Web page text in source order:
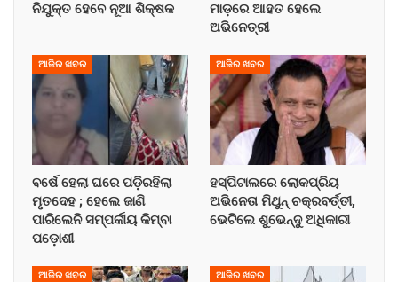
ନିଯୁକ୍ତ ହେବେ ନୂଆ ଶିକ୍ଷକ
ମାଡ଼ରେ ଆହତ ହେଲେ
ଅଭିନେତ୍ରୀ
ଆଜିର ଖବର
ବର୍ଷେ ହେଲା ଘରେ ପଡ଼ିରହିଲା
ମୃତଦେହ ; ହେଲେ ଜାଣି
ପାରିଲେନି ସମ୍ପର୍କୀୟ କିମ୍ବା
ପଡ଼ୋଶୀ
ଆଜିର ଖବର
ହସ୍ପିଟାଲରେ ଲୋକପ୍ରିୟ
ଅଭିନେତା ମିଥୁନ୍ ଚକ୍ରବର୍ତ୍ତୀ,
ଭେଟିଲେ ଶୁଭେନ୍ଦୁ ଅଧିକାରୀ
ଆଜିର ଖବର ଆଜିର ଖବର